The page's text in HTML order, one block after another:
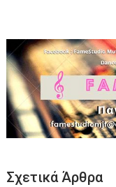
Σχετικά Άρθρα